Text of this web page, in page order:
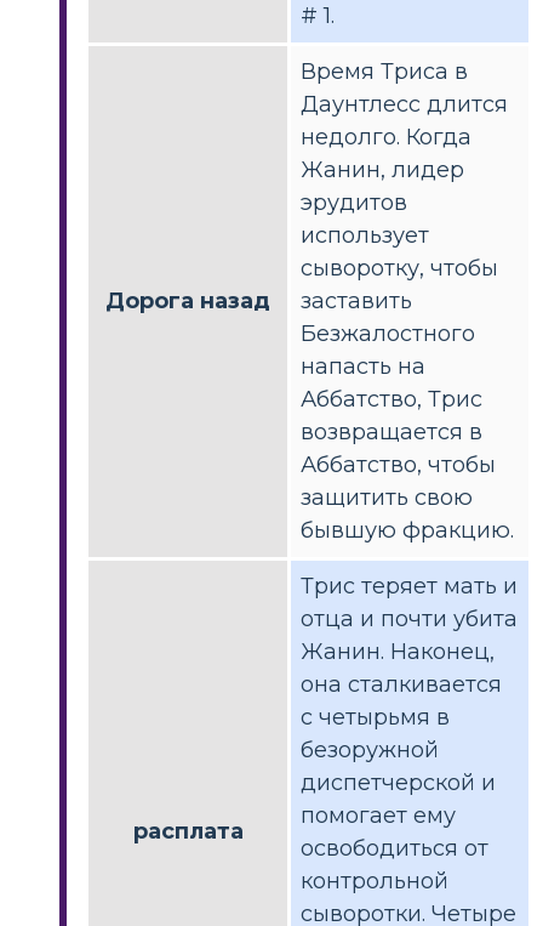
# 1.
Дорога назад
Время Триса в
Даунтлесс длится
недолго. Когда
Жанин, лидер
эрудитов
использует
сыворотку, чтобы
заставить
Безжалостного
напасть на
Аббатство, Трис
возвращается в
Аббатство, чтобы
защитить свою
бывшую фракцию.
расплата
Трис теряет мать и
отца и почти убита
Жанин. Наконец,
она сталкивается
с четырьмя в
безоружной
диспетчерской и
помогает ему
освободиться от
контрольной
сыворотки. Четыре